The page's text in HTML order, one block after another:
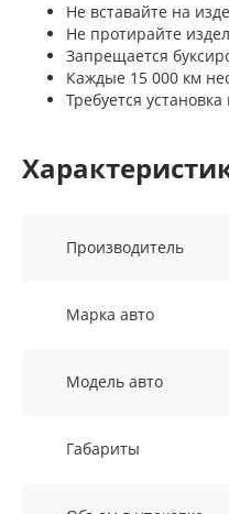
Не вставайте на
Не протирайте
Запрещается
Каждые 15 000 км
Требуется
Производитель
Марка авто
Модель авто
Габариты